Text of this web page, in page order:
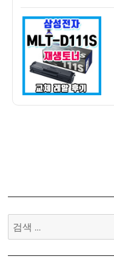
쓴
이
성
일
검
색: